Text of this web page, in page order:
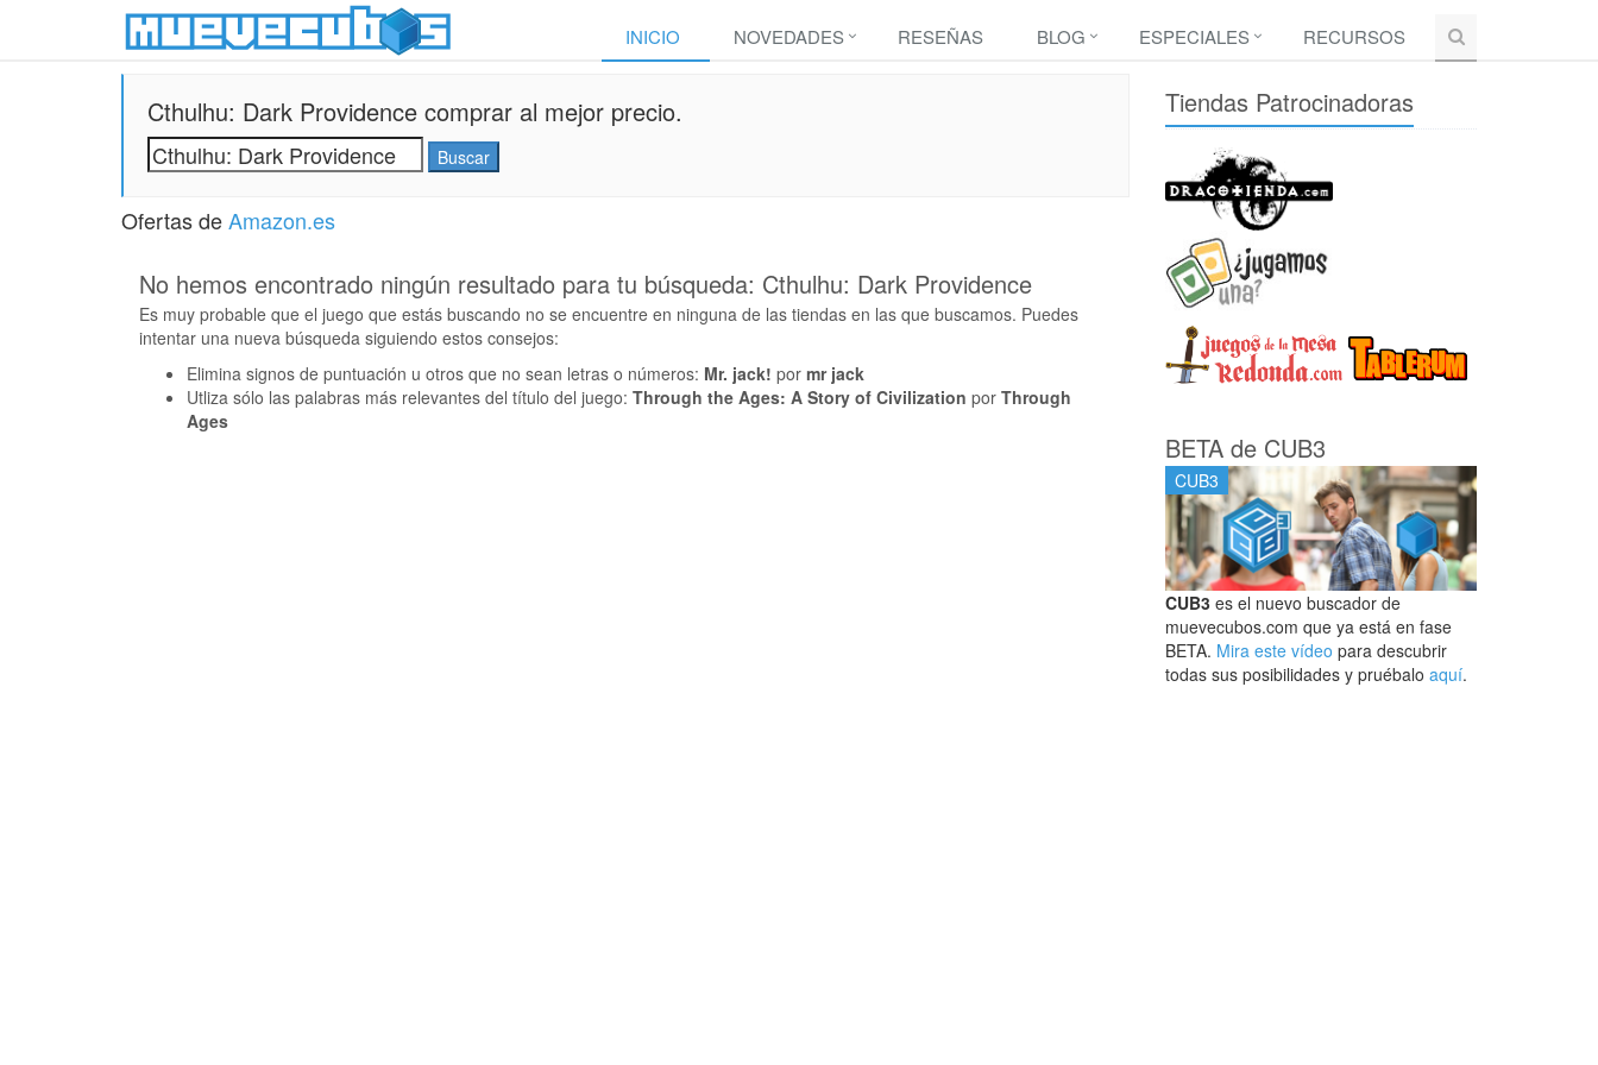
INICIO NOVEDADES RESEÑAS BLOG ESPECIALES RECURSOS
Cthulhu: Dark Providence comprar al mejor precio.
Ofertas deAmazon.es
No hemos encontrado ningún resultado para tu búsqueda: Cthulhu: Dark Providence
Es muy probable que el juego que estás buscando no se encuentre en ninguna de las tiendas en las que buscamos. Puedes
intentar una nueva búsqueda siguiendo estos consejos:
Elimina signos de puntuación u otros que no sean letras o números: Mr. jack! por mr jack
Utliza sólo las palabras más relevantes del título del juego: Through the Ages: A Story of Civilization por Through
Ages
Tiendas Patrocinadoras
BETA de CUB3
CUB3
CUB3es el nuevo buscador de
muevecubos.com que ya está en fase
BETA. Mira este vídeo para descubrir
todas sus posibilidades y pruébalo aquí.